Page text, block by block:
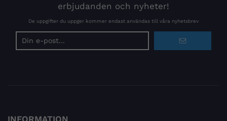
erbjudanden och nyheter!
De uppgifter du uppger kommer endast användas till våra nyhetsbrev